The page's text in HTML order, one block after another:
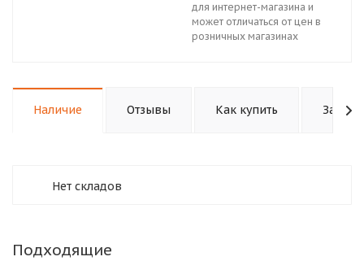
для интернет-магазина и
может отличаться от цен в
розничных магазинах
Наличие Отзывы Как купить
Нет складов
Подходящие